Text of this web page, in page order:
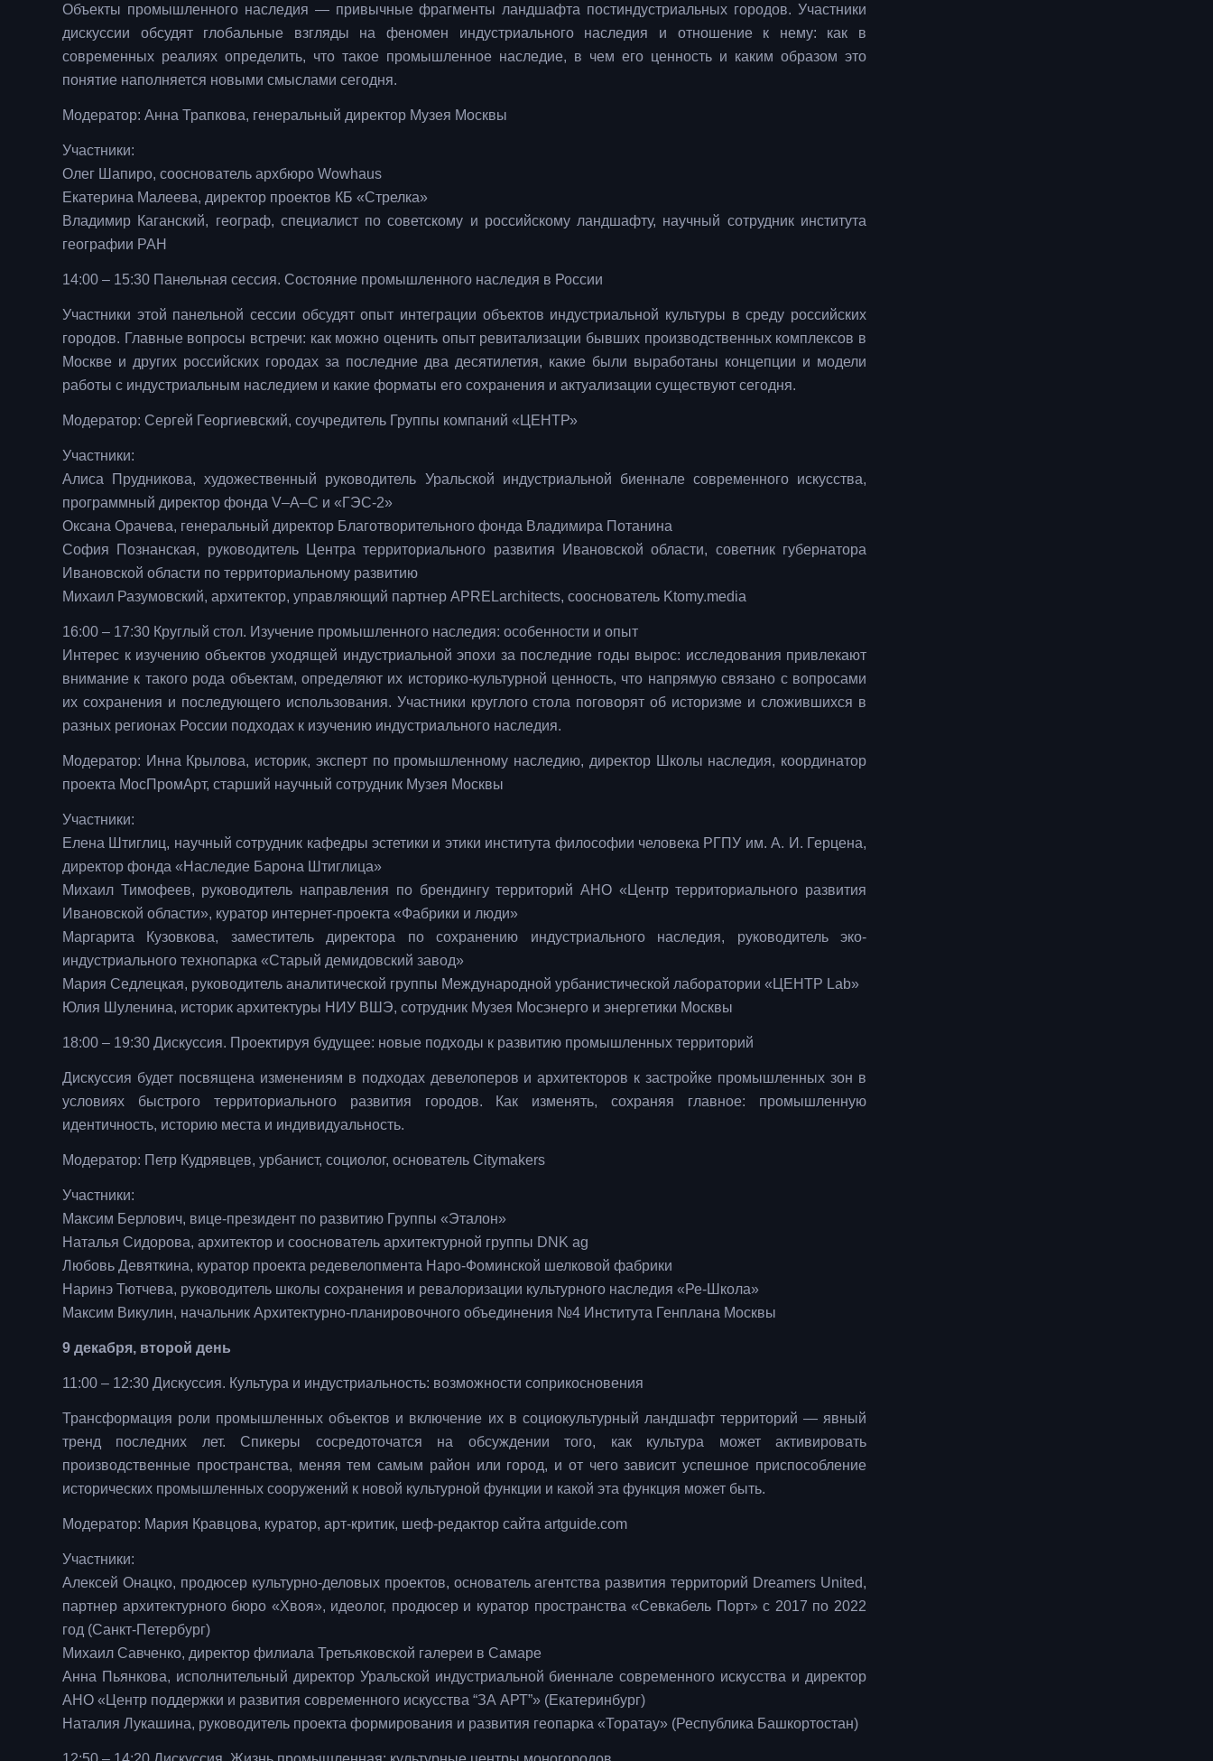
Объекты промышленного наследия — привычные фрагменты ландшафта постиндустриальных городов. Участники
дискуссии обсудят глобальные взгляды на феномен индустриального наследия и отношение к нему: как в
современных реалиях определить, что такое промышленное наследие, в чем его ценность и каким образом это
понятие наполняется новыми смыслами сегодня.
Модератор: Анна Трапкова, генеральный директор Музея Москвы
Участники:
Олег Шапиро, сооснователь архбюро Wowhaus
Екатерина Малеева, директор проектов КБ «Стрелка»
Владимир Каганский, географ, специалист по советскому и российскому ландшафту, научный сотрудник института
географии РАН
14:00 – 15:30 Панельная сессия. Состояние промышленного наследия в России
Участники этой панельной сессии обсудят опыт интеграции объектов индустриальной культуры в среду российских
городов. Главные вопросы встречи: как можно оценить опыт ревитализации бывших производственных комплексов в
Москве и других российских городах за последние два десятилетия, какие были выработаны концепции и модели
работы с индустриальным наследием и какие форматы его сохранения и актуализации существуют сегодня.
Модератор: Сергей Георгиевский, соучредитель Группы компаний «ЦЕНТР»
Участники:
Алиса Прудникова, художественный руководитель Уральской индустриальной биеннале современного искусства,
программный директор фонда V–A–C и «ГЭС-2»
Оксана Орачева, генеральный директор Благотворительного фонда Владимира Потанина
София Познанская, руководитель Центра территориального развития Ивановской области, советник губернатора
Ивановской области по территориальному развитию
Михаил Разумовский, архитектор, управляющий партнер APRELarchitects, сооcнователь Ktomy.media
16:00 – 17:30 Круглый стол. Изучение промышленного наследия: особенности и опыт
Интерес к изучению объектов уходящей индустриальной эпохи за последние годы вырос: исследования привлекают
внимание к такого рода объектам, определяют их историко-культурной ценность, что напрямую связано с вопросами
их сохранения и последующего использования. Участники круглого стола поговорят об историзме и сложившихся в
разных регионах России подходах к изучению индустриального наследия.
Модератор: Инна Крылова, историк, эксперт по промышленному наследию, директор Школы наследия, координатор
проекта МосПромАрт, старший научный сотрудник Музея Москвы
Участники:
Елена Штиглиц, научный сотрудник кафедры эстетики и этики института философии человека РГПУ им. А. И. Герцена,
директор фонда «Наследие Барона Штиглица»
Михаил Тимофеев, руководитель направления по брендингу территорий АНО «Центр территориального развития
Ивановской области», куратор интернет-проекта «Фабрики и люди»
Маргарита Кузовкова, заместитель директора по сохранению индустриального наследия, руководитель эко-
индустриального технопарка «Старый демидовский завод»
Мария Седлецкая, руководитель аналитической группы Международной урбанистической лаборатории «ЦЕНТР Lab»
Юлия Шуленина, историк архитектуры НИУ ВШЭ, сотрудник Музея Мосэнерго и энергетики Москвы
18:00 – 19:30 Дискуссия. Проектируя будущее: новые подходы к развитию промышленных территорий
Дискуссия будет посвящена изменениям в подходах девелоперов и архитекторов к застройке промышленных зон в
условиях быстрого территориального развития городов. Как изменять, сохраняя главное: промышленную
идентичность, историю места и индивидуальность.
Модератор: Петр Кудрявцев, урбанист, социолог, основатель Citymakers
Участники:
Максим Берлович, вице-президент по развитию Группы «Эталон»
Наталья Сидорова, архитектор и сооснователь архитектурной группы DNK ag
Любовь Девяткина, куратор проекта редевелопмента Наро-Фоминской шелковой фабрики
Наринэ Тютчева, руководитель школы сохранения и ревалоризации культурного наследия «Ре-Школа»
Максим Викулин, начальник Архитектурно-планировочного объединения №4 Института Генплана Москвы
9 декабря, второй день
11:00 – 12:30 Дискуссия. Культура и индустриальность: возможности соприкосновения
Трансформация роли промышленных объектов и включение их в социокультурный ландшафт территорий — явный
тренд последних лет. Спикеры сосредоточатся на обсуждении того, как культура может активировать
производственные пространства, меняя тем самым район или город, и от чего зависит успешное приспособление
исторических промышленных сооружений к новой культурной функции и какой эта функция может быть.
Модератор: Мария Кравцова, куратор, арт-критик, шеф-редактор сайта artguide.com
Участники:
Алексей Онацко, продюсер культурно-деловых проектов, основатель агентства развития территорий Dreamers United,
партнер архитектурного бюро «Хвоя», идеолог, продюсер и куратор пространства «Севкабель Порт» с 2017 по 2022
год (Санкт-Петербург)
Михаил Савченко, директор филиала Третьяковской галереи в Самаре
Анна Пьянкова, исполнительный директор Уральской индустриальной биеннале современного искусства и директор
АНО «Центр поддержки и развития современного искусства “ЗА АРТ”» (Екатеринбург)
Наталия Лукашина, руководитель проекта формирования и развития геопарка «Торатау» (Республика Башкортостан)